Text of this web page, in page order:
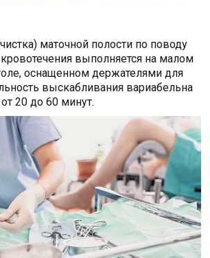
маточной полости по поводу
кровотечения выполняется на малом
оснащенном держателями для
выскабливания вариабельна
20 до 60 минут.